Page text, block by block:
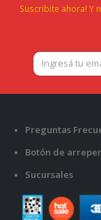
Suscribite ahora! Y
Preguntas
Botón de
Sucursales